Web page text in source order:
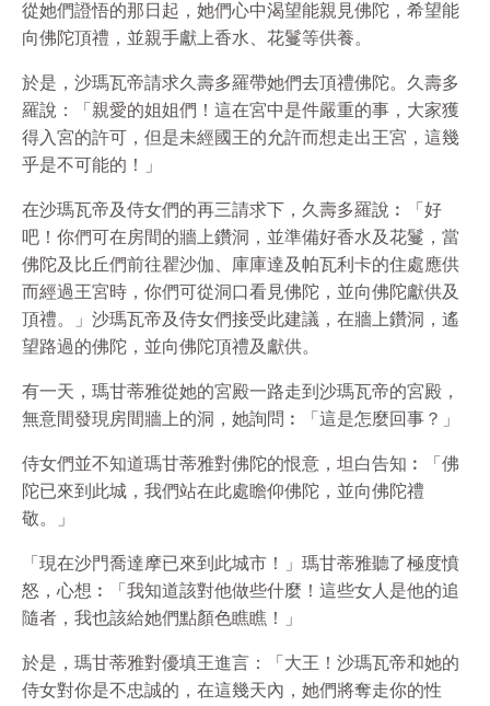
從她們證悟的那日起，她們心中渴望能親見佛陀，希望能
向佛陀頂禮，並親手獻上香水、花鬘等供養。
於是，沙瑪瓦帝請求久壽多羅帶她們去頂禮佛陀。久壽多
羅說：「親愛的姐姐們！這在宮中是件嚴重的事，大家獲
得入宮的許可，但是未經國王的允許而想走出王宮，這幾
乎是不可能的！」
在沙瑪瓦帝及侍女們的再三請求下，久壽多羅說︰「好
吧！你們可在房間的牆上鑽洞，並準備好香水及花鬘，當
佛陀及比丘們前往瞿沙伽、庫庫達及帕瓦利卡的住處應供
而經過王宮時，你們可從洞口看見佛陀，並向佛陀獻供及
頂禮。」沙瑪瓦帝及侍女們接受此建議，在牆上鑽洞，遙
望路過的佛陀，並向佛陀頂禮及獻供。
有一天，瑪甘蒂雅從她的宮殿一路走到沙瑪瓦帝的宮殿，
無意間發現房間牆上的洞，她詢問︰「這是怎麼回事？」
侍女們並不知道瑪甘蒂雅對佛陀的恨意，坦白告知︰「佛
陀已來到此城，我們站在此處瞻仰佛陀，並向佛陀禮
敬。」
「現在沙門喬達摩已來到此城市！」瑪甘蒂雅聽了極度憤
怒，心想︰「我知道該對他做些什麼！這些女人是他的追
隨者，我也該給她們點顏色瞧瞧！」
於是，瑪甘蒂雅對優填王進言：「大王！沙瑪瓦帝和她的
侍女對你是不忠誠的，在這幾天內，她們將奪走你的性